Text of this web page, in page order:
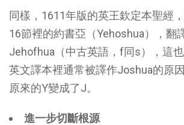
同樣，1611年版的英王欽定本聖經
16節裡的約書亞（Yehoshua），翻
Jehofhua（中古英語，f同s），這
英文譯本裡通常被譯作Joshua的原
原來的Y變成了J。
進一步切斷根源